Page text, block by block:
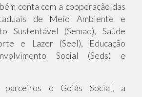
conta com a cooperação das
de Meio Ambiente e
Sustentável (Semad), Saúde
e Lazer (Seel), Educação
Social (Seds) e
parceiros o Goiás Social, a